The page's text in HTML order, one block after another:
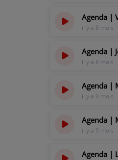
VENEZ DANS LE PUBLIC !
CRÉATIONS AUDIOVISUELLES
Agenda |
il y a 8 mois
Agenda |
il y a 8 mois
Agenda |
il y a 9 mois
Agenda |
il y a 9 mois
Agenda |